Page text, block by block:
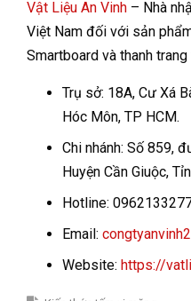
Vật Liệu An Vinh – Nhà
Việt Nam đối với sản
Smartboard và thanh
Trụ sở: 18A, Cư Xá
Hóc Môn, TP HCM.
Chi nhánh: Số 859,
Huyện Cần Giuộc,
Hotline:
Email:
Website: https://